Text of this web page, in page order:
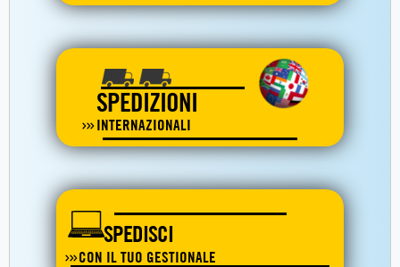
SPEDIZIONI
INTERNAZIONALI
SPEDISCI
CON IL TUO GESTIONALE